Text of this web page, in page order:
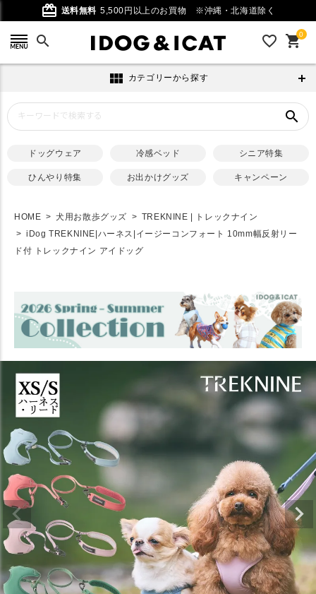
card_giftcard 送料無料 5,500円以上のお買物 ※沖縄・北海道除く
search favorite_outline 0
shopping_cart
view_module カテゴリーから探す
search
ドッグウェア 冷感ベッド シニア特集
ひんやり特集 お出かけグッズ キャンペーン
HOME 犬用お散歩グッズ
TREKNINE | トレックナイン
iDog TREKNINE|ハーネス|イージーコンフォート 10mm幅反射リー
ド付 トレックナイン アイドッグ